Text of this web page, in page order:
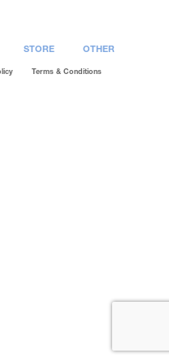
STORE OTHER
Terms & Conditions